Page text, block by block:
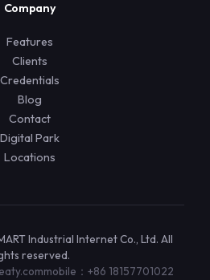
Company
Features
Clients
Credentials
Blog
Contact
Digital Park
Locations
Industrial Internet Co., Ltd. All
reserved.
mobile：+86 18157701022